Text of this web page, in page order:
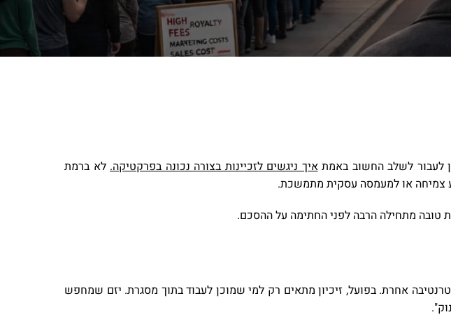
לעבור לשלב החשוב באמתאיך ניגשים לזכיינות בצורה נכונה בפרקטיקה. לא ברמת
צמיחה או למעמסה עסקית מתמשכת.
טובה מתחילה הרבה לפני החתימה על ההסכם.
אחרת. בפועל, זיכיון מתאים רק למי שמוכן לעבוד בתוך מסגרת. יזם שמחפש